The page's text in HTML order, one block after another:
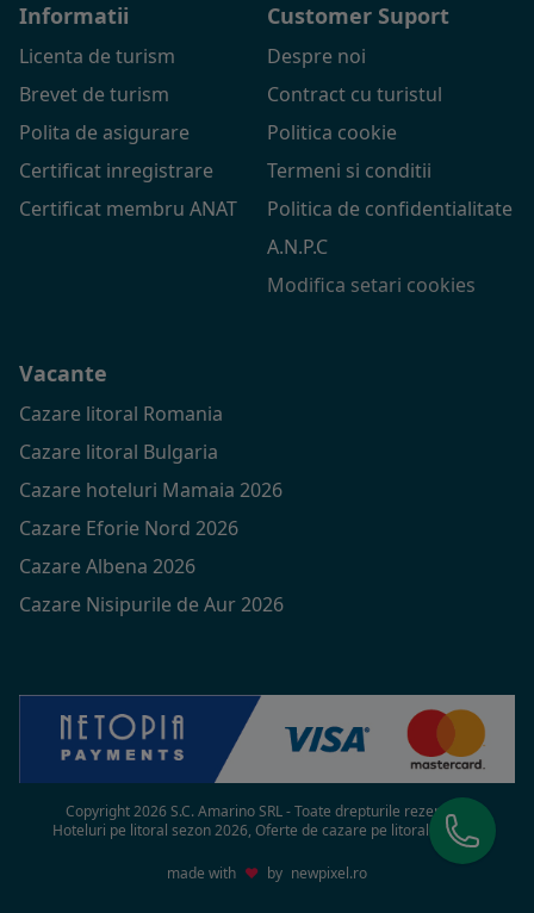
Informatii
Licenta de turism
Brevet de turism
Polita de asigurare
Certificat inregistrare
Certificat membru ANAT
Customer Suport
Despre noi
Contract cu turistul
Politica cookie
Termeni si conditii
Politica de confidentialitate
A.N.P.C
Modifica setari cookies
Vacante
Cazare litoral Romania
Cazare litoral Bulgaria
Cazare hoteluri Mamaia 2026
Cazare Eforie Nord 2026
Cazare Albena 2026
Cazare Nisipurile de Aur 2026
Copyright 2026 S.C. Amarino SRL - Toate drepturile rezervate
Hoteluri pe litoral sezon 2026, Oferte de cazare pe litoral in 2026
made with ♥ by newpixel.ro